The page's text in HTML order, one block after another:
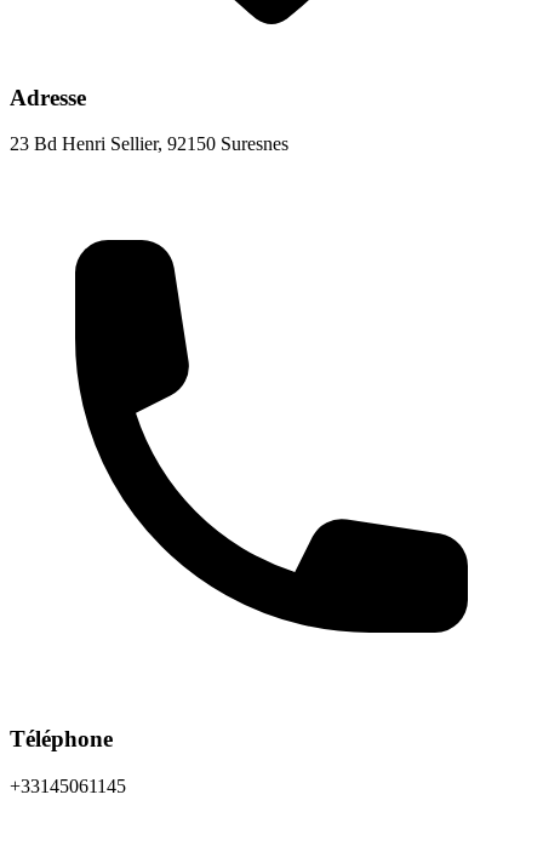
Adresse
23 Bd Henri Sellier, 92150 Suresnes
Téléphone
+33145061145